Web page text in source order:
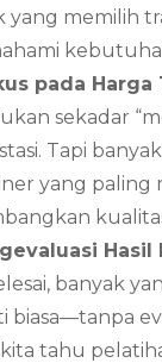
yang memilih
pada Harga
sekadar
Tapi
yang paling
Hasil
banyak
biasa—tanpa
kita tahu